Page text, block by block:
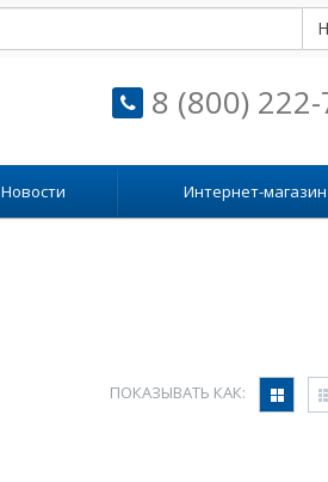
8 (800)
Новости Интернет-магазин
ПОКАЗЫВАТЬ КАК: